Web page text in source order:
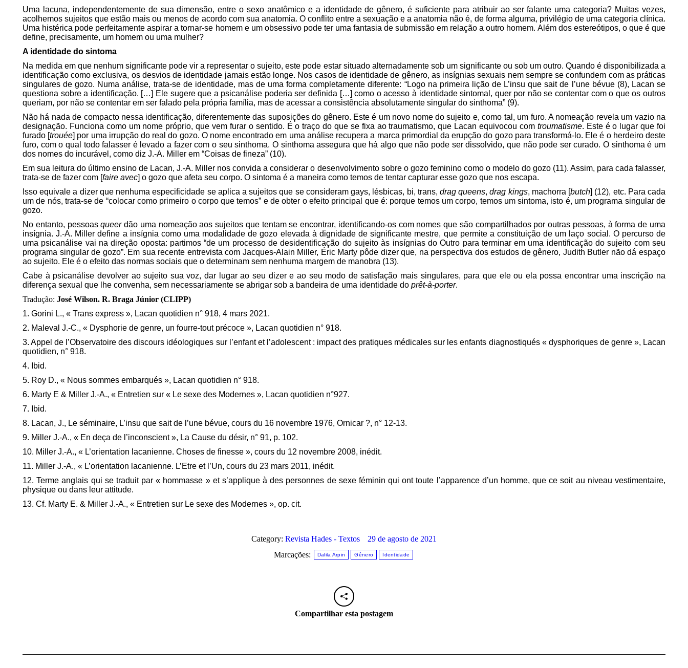
Uma lacuna, independentemente de suadimensão, entre o sexo anatômico e a identidade de gênero, é suficiente para atribuir ao ser falante uma categoria? Muitas vezes,
acolhemos sujeitos que estão mais ou menos de acordo com sua anatomia. O conflito entre a sexuação e a anatomia não é, de forma alguma, privilégio de uma categoria clínica.
Uma histérica pode perfeitamente aspirar a tornar-se homem e um obsessivo pode ter uma fantasia de submissão em relação a outro homem. Além dos estereótipos, o que é que
define, precisamente, um homem ou uma mulher?
A identidade do sintoma
Na medida em que nenhum significante pode vir a representar o sujeito, este pode estar situado alternadamente sob um significante ou sob um outro. Quando é disponibilizada a
identificação como exclusiva, os desvios de identidade jamais estão longe. Nos casos de identidade de gênero, as insígnias sexuais nem sempre se confundem com as práticas
singulares de gozo. Numa análise, trata-se de identidade, mas de uma forma completamente diferente: “Logo na primeira lição de L’insu que sait de l’une bévue (8), Lacan se
questiona sobre a identificação. […] Ele sugere que a psicanálise poderia ser definida […] como o acesso à identidade sintomal, quer por não se contentar com o que os outros
queriam, por não se contentar em ser falado pela própria família, mas de acessar a consistência absolutamente singular do sinthoma” (9).
Não há nada de compactonessa identificação, diferentemente das suposições do gênero. Este é um novo nome do sujeito e, como tal, um furo. A nomeação revela um vazio na
designação. Funciona como um nome próprio, que vem furar o sentido. É o traço do que se fixa ao traumatismo, que Lacan equivocou com troumatisme. Este é o lugar que foi
furado [trouée] por uma irrupção do real do gozo. O nome encontrado em uma análise recupera a marca primordial da erupção do gozo para transformá-lo. Ele é o herdeiro deste
furo, com o qual todo falasser é levado a fazer com o seu sinthoma. O sinthoma assegura que há algo que não pode ser dissolvido, que não pode ser curado. O sinthoma é um
dos nomes do incurável, como diz J.-A. Miller em “Coisas de fineza” (10).
Em sua leitura do último ensino de Lacan, J.-A. Miller nos convida a consideraro desenvolvimento sobre o gozo feminino como o modelo do gozo (11). Assim, para cada falasser,
trata-se de fazer com [faire avec] o gozo que afeta seu corpo. O sintoma é a maneira como temos de tentar capturar esse gozo que nos escapa.
Isso equivale a dizer que nenhuma especificidade se aplica a sujeitos que se consideram gays, lésbicas, bi, trans, drag queens,drag kings, machorra [butch] (12), etc. Para cada
um de nós, trata-se de “colocar como primeiro o corpo que temos” e de obter o efeito principal que é: porque temos um corpo, temos um sintoma, isto é, um programa singular de
gozo.
No entanto, pessoasqueerdão uma nomeação aos sujeitos que tentam se encontrar, identificando-os com nomes que são compartilhados por outras pessoas, à forma de uma
insígnia. J.-A. Miller define a insígnia como uma modalidade de gozo elevada à dignidade de significante mestre, que permite a constituição de um laço social. O percurso de
uma psicanálise vai na direção oposta: partimos “de um processo de desidentificação do sujeito às insígnias do Outro para terminar em uma identificação do sujeito com seu
programa singular de gozo”. Em sua recente entrevista com Jacques-Alain Miller, Éric Marty pôde dizer que, na perspectiva dos estudos de gênero, Judith Butler não dá espaço
ao sujeito. Ele é o efeito das normas sociais que o determinam sem nenhuma margem de manobra (13).
Cabe à psicanálise devolver ao sujeito sua voz, dar lugar ao seu dizer e ao seu modo de satisfação mais singulares, para que ele ou ela possa encontrar uma inscrição na
diferença sexual que lhe convenha, sem necessariamente se abrigar sob a bandeira de uma identidade do prêt-à-porter.
Tradução: José Wilson. R. Braga Júnior (CLIPP)
1. Gorini L., « Trans express », Lacan quotidien n° 918, 4 mars 2021.
2. Maleval J.-C., « Dysphorie de genre, un fourre-tout précoce », Lacan quotidien n° 918.
3. Appel de l’Observatoire des discours idéologiques sur l’enfant et l’adolescent : impact des pratiques médicales sur les enfants diagnostiqués « dysphoriques de genre », Lacan
quotidien, n° 918.
4. Ibid.
5. Roy D., « Nous sommes embarqués », Lacan quotidien n° 918.
6. Marty E & Miller J.-A., « Entretien sur « Le sexe des Modernes », Lacan quotidien n°927.
7. Ibid.
8. Lacan, J., Le séminaire, L’insu que sait de l’une bévue, cours du 16 novembre 1976, Ornicar ?, n° 12-13.
9. Miller J.-A., « En deça de l’inconscient », La Cause du désir, n° 91, p. 102.
10. Miller J.-A., « L’orientation lacanienne. Choses de finesse », cours du 12 novembre 2008, inédit.
11. Miller J.-A., « L’orientation lacanienne. L’Etre et l’Un, cours du 23 mars 2011, inédit.
12. Terme anglais qui se traduit par « hommasse » et s’applique à des personnes de sexe féminin qui ont toute l’apparence d’un homme, que ce soit au niveau vestimentaire,
physique ou dans leur attitude.
13. Cf. Marty E. & Miller J.-A., « Entretien sur Le sexe des Modernes », op. cit.
Category: Revista Hades - Textos
29 de agosto de 2021
Marcações:
Dalila Arpin Gênero Identidade
Compartilhar esta postagem